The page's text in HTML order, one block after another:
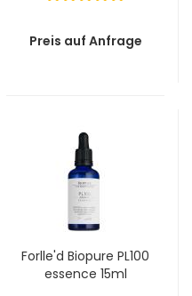
Preis auf Anfrage
Forlle'd Biopure PL100
essence 15ml